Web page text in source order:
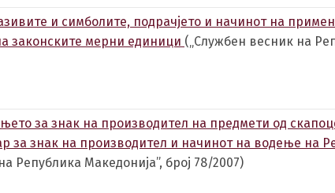
и симболите, подрачјето и начинот на
законските мерни единици („Службен весник на
за знак на производител на предмети од
за знак на производител и начинот на водење на
Република Македонија”, број 78/2007)